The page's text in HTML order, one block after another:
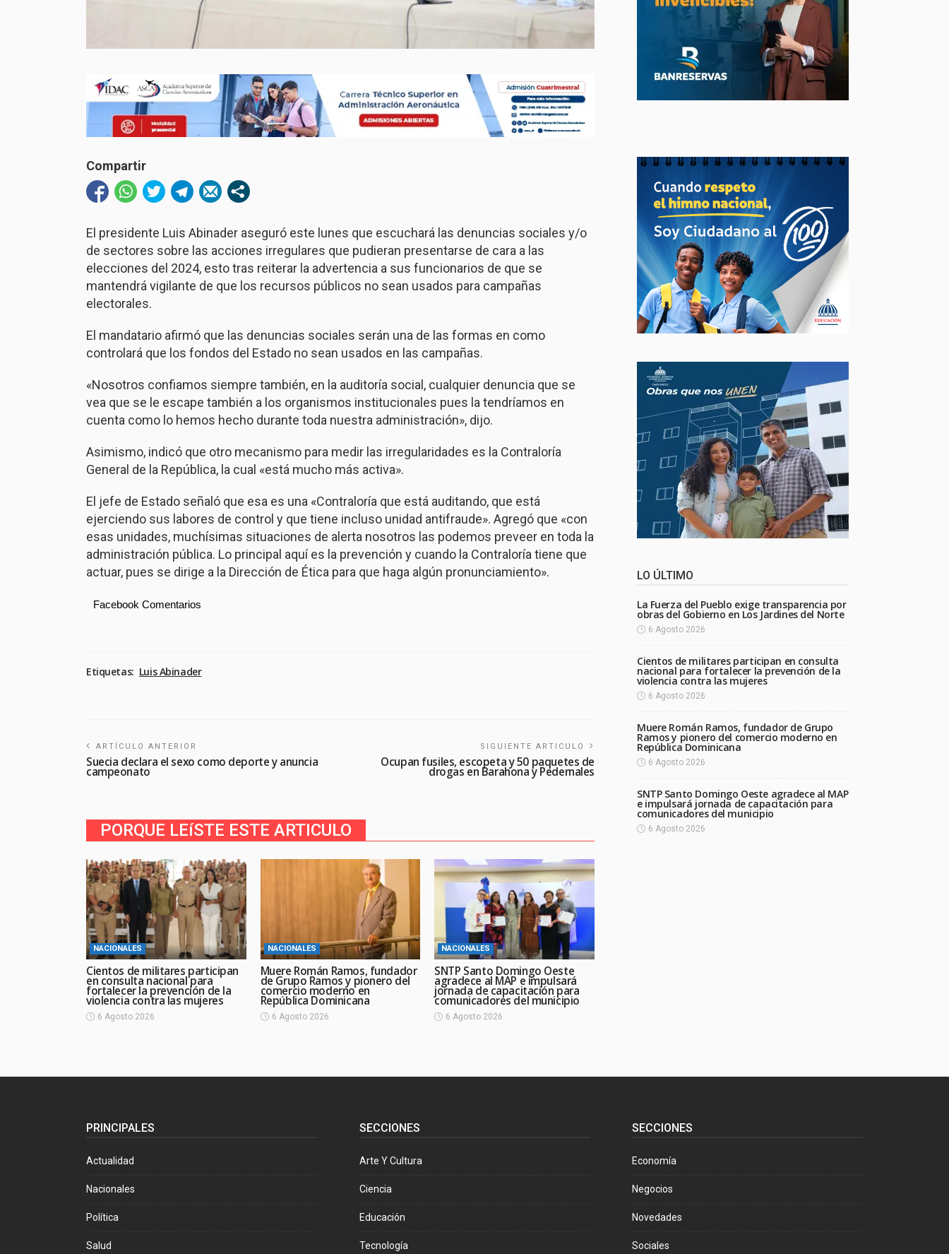
Compartir
El presidente Luis Abinader aseguró este lunes que escuchará las denuncias sociales y/o
de sectores sobre las acciones irregulares que pudieran presentarse de cara a las
elecciones del 2024, esto tras reiterar la advertencia a sus funcionarios de que se
mantendrá vigilante de que los recursos públicos no sean usados para campañas
electorales.
El mandatario afirmó que las denuncias sociales serán una de las formas en como
controlará que los fondos del Estado no sean usados en las campañas.
«Nosotros confiamos siempre también, en la auditoría social, cualquier denuncia que se
vea que se le escape también a los organismos institucionales pues la tendríamos en
cuenta como lo hemos hecho durante toda nuestra administración», dijo.
Asimismo, indicó que otro mecanismo para medir las irregularidades es la Contraloría
General de la República, la cual «está mucho más activa».
El jefe de Estado señaló que esa es una «Contraloría que está auditando, que está
ejerciendo sus labores de control y que tiene incluso unidad antifraude». Agregó que «con
esas unidades, muchísimas situaciones de alerta nosotros las podemos preveer en toda la
administración pública. Lo principal aquí es la prevención y cuando la Contraloría tiene que
actuar, pues se dirige a la Dirección de Ética para que haga algún pronunciamiento».
Facebook Comentarios
Etiquetas: Luis Abinader
ARTÍCULO ANTERIOR
Suecia declara el sexo como deporte y anuncia
campeonato
SIGUIENTE ARTICULO
Ocupan fusiles, escopeta y 50 paquetes de
drogas en Barahona y Pedernales
PORQUE LEíSTE ESTE ARTICULO
NACIONALES
Cientos de militares participan
en consulta nacional para
fortalecer la prevención de la
violencia contra las mujeres
6 Agosto 2026
NACIONALES
Muere Román Ramos, fundador
de Grupo Ramos y pionero del
comercio moderno en
República Dominicana
6 Agosto 2026
NACIONALES
SNTP Santo Domingo Oeste
agradece al MAP e impulsará
jornada de capacitación para
comunicadores del municipio
6 Agosto 2026
LO ÚLTIMO
La Fuerza del Pueblo exige transparencia por
obras del Gobierno en Los Jardines del Norte
6 Agosto 2026
Cientos de militares participan en consulta
nacional para fortalecer la prevención de la
violencia contra las mujeres
6 Agosto 2026
Muere Román Ramos, fundador de Grupo
Ramos y pionero del comercio moderno en
República Dominicana
6 Agosto 2026
SNTP Santo Domingo Oeste agradece al MAP
e impulsará jornada de capacitación para
comunicadores del municipio
6 Agosto 2026
PRINCIPALES
Actualidad
Nacionales
Política
Salud
SECCIONES
Arte Y Cultura
Ciencia
Educación
Tecnología
SECCIONES
Economía
Negocios
Novedades
Sociales